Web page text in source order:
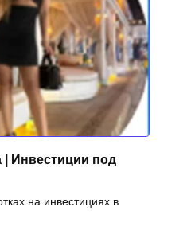
| Инвестиции под
на инвестициях в